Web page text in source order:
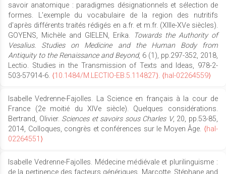
savoir anatomique : paradigmes désignationnels et sélection de
formes. L'exemple du vocabulaire de la region des nutritifs
d'après différents traités rédigés en a.fr. et m.fr. (XIIIe-XVe siècles).
GOYENS, Michèle and GIELEN, Erika.
Towards the Authority of
Vesalius. Studies on Medicine and the Human Body from
Antiquity to the Renaissance and Beyond, 6 (1), pp.297-352, 2018,
Lectio. Studies in the Transmission of Texts and Ideas, 978-2-
503-57914-6. ⟨10.1484/M.LECTIO-EB.5.114827⟩. ⟨hal-02264559⟩
Isabelle Vedrenne-Fajolles. La Science en français à la cour de
France (2e moitié du XIVe siècle). Quelques considérations.
Bertrand, Olivier. Sciences et savoirs sous Charles V, 20, pp.53-85,
2014, Colloques, congrès et conférences sur le Moyen Âge. ⟨hal-
02264551⟩
Isabelle Vedrenne-Fajolles. Médecine médiévale et plurilinguisme :
de la pertinence des facteurs génériques. Marcotte, Stéphane and